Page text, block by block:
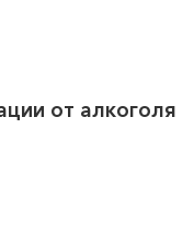
от алкоголя